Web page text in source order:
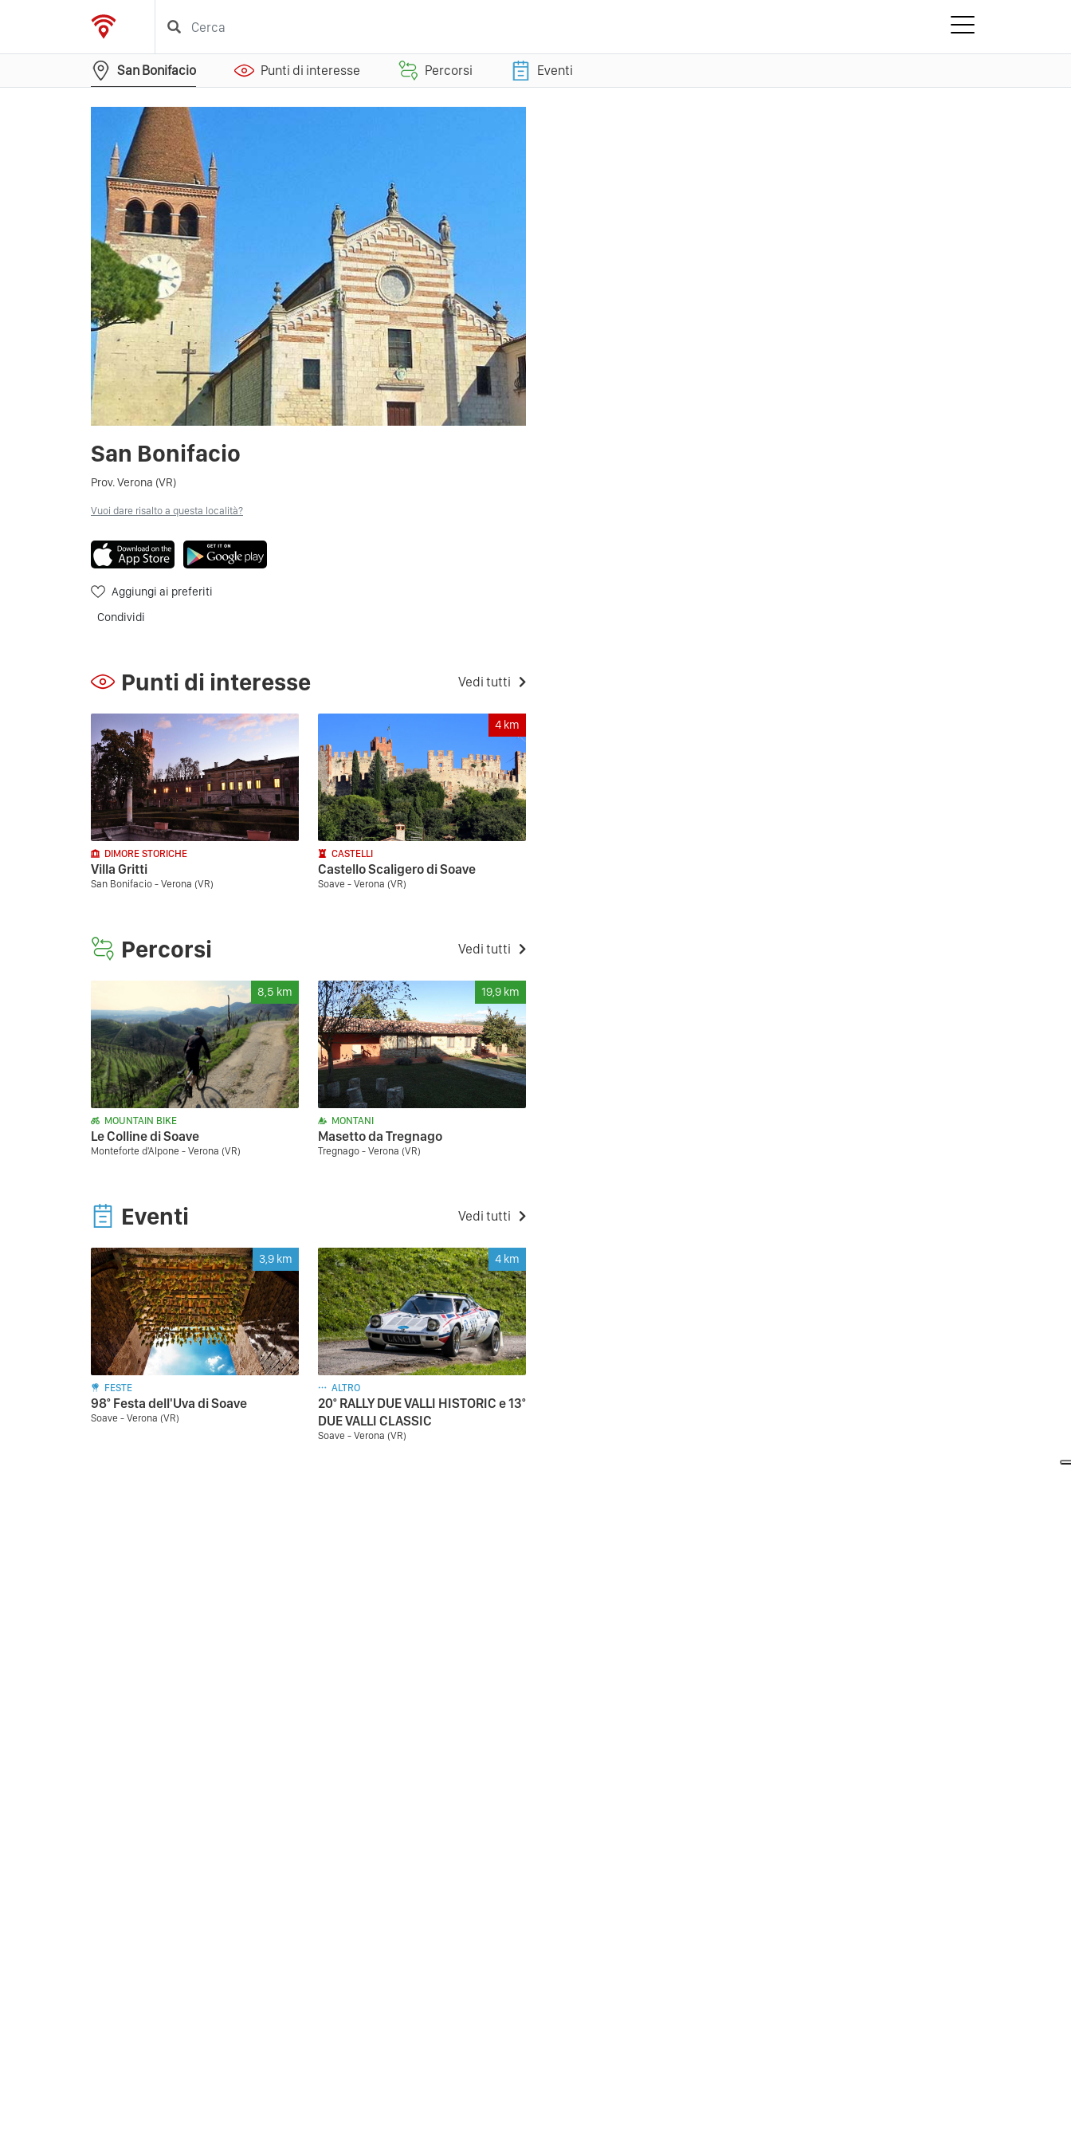
San Bonifacio Punti di interesse Percorsi Eventi
San Bonifacio
Prov. Verona (VR)
Vuoi dare risalto a questa località?
Aggiungi ai preferiti
Condividi
Punti di interesse Vedi tutti
DIMORE STORICHE
Villa Gritti
San Bonifacio - Verona (VR)
4 km
CASTELLI
Castello Scaligero di Soave
Soave - Verona (VR)
Percorsi Vedi tutti
8,5 km
MOUNTAIN BIKE
Le Colline di Soave
Monteforte d'Alpone - Verona (VR)
19,9 km
MONTANI
Masetto da Tregnago
Tregnago - Verona (VR)
Eventi Vedi tutti
3,9 km
FESTE
98° Festa dell'Uva di Soave
Soave - Verona (VR)
4 km
ALTRO
20° RALLY DUE VALLI HISTORIC e 13°
DUE VALLI CLASSIC
Soave - Verona (VR)